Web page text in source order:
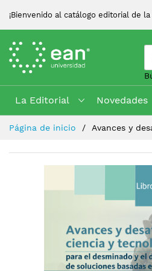
¡Bienvenido al catálogo editorial de
La Editorial Novedades
Skip
Página de inicio Avances y